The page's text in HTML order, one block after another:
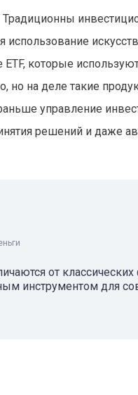
которые
но на деле такие
управление
решений и даже
от
инструментом для